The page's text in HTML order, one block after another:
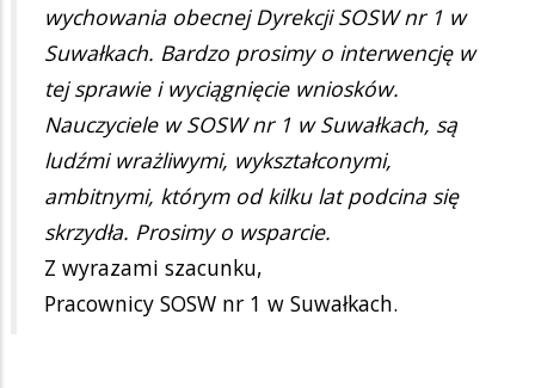
wychowania obecnej Dyrekcji SOSW nr 1 w
Suwałkach. Bardzo prosimy o interwencję w
tej sprawie i wyciągnięcie wniosków.
Nauczyciele w SOSW nr 1 w Suwałkach, są
ludźmi wrażliwymi, wykształconymi,
ambitnymi, którym od kilku lat podcina się
skrzydła. Prosimy o wsparcie.
Z wyrazami szacunku,
Pracownicy SOSW nr 1 w Suwałkach.